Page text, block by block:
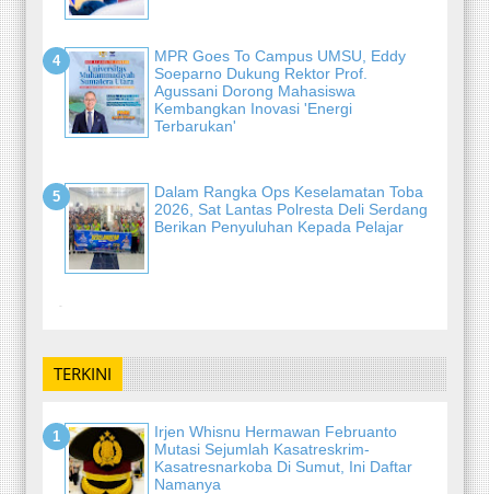
MPR Goes To Campus UMSU, Eddy
Soeparno Dukung Rektor Prof.
Agussani Dorong Mahasiswa
Kembangkan Inovasi 'Energi
Terbarukan'
Dalam Rangka Ops Keselamatan Toba
2026, Sat Lantas Polresta Deli Serdang
Berikan Penyuluhan Kepada Pelajar
-
TERKINI
Irjen Whisnu Hermawan Februanto
Mutasi Sejumlah Kasatreskrim-
Kasatresnarkoba Di Sumut, Ini Daftar
Namanya